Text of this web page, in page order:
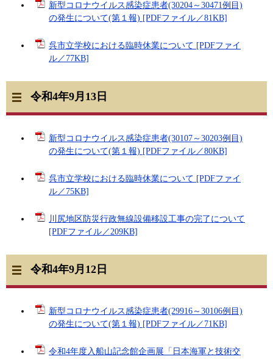
新型コロナウイルス感染症患者(30204～30471例目)
の発生について(第１報) [PDFファイル／81KB]
呉市立学校における臨時休業について [PDFファイ
ル／77KB]
令和4年9月13日
新型コロナウイルス感染症患者(30107～30203例目)
の発生について(第１報) [PDFファイル／80KB]
呉市立学校における臨時休業について [PDFファイ
ル／75KB]
川尻地区防災行政無線設備移設工事の完了について
[PDFファイル／209KB]
令和4年9月12日
新型コロナウイルス感染症患者(29916～30106例目)
の発生について(第１報) [PDFファイル／71KB]
令和4年度入船山記念館企画展「日本海軍と技術交